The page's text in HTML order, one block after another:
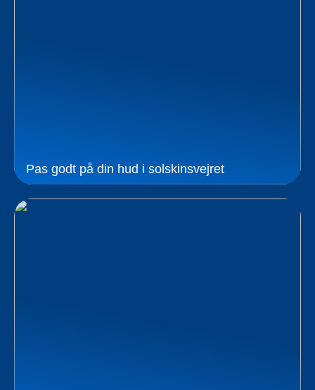
Pas godt på din hud i solskinsvejret